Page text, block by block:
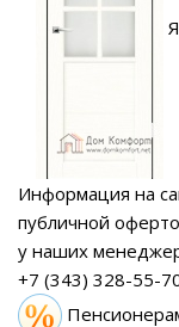
Информация на
публичной
у наших
+7 (343) 328-55-